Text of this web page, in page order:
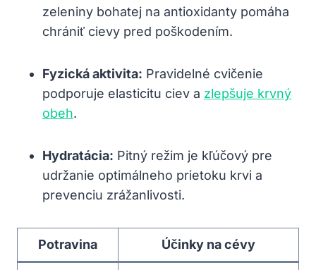
zeleniny bohatej na antioxidanty ⁤pomáha
chrániť cievy pred ‍poškodením.
Fyzická aktivita: Pravidelné cvičenie⁢
podporuje elasticitu‌ ciev a zlepšuje krvný
obeh.
Hydratácia: Pitný ​režim je kľúčový ⁤pre
udržanie optimálneho ⁤prietoku krvi a⁢
prevenciu zrážanlivosti.
Potravina Účinky⁢ na cévy